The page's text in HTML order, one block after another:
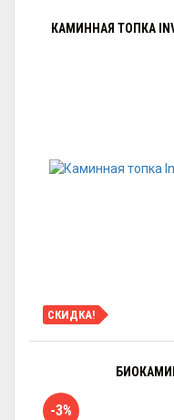
КАМИННАЯ ТОПКА
СКИДКА!
БИОКАМИН
-3%